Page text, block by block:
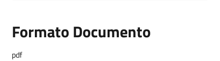
Formato Documento
Formato Documento
pdf